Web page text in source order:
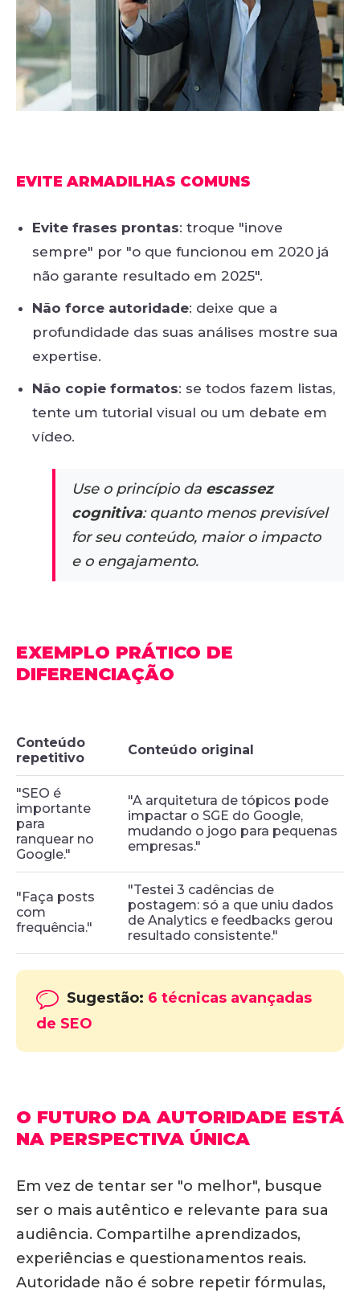
EVITE ARMADILHAS COMUNS
Evite frases prontas: troque "inove
sempre" por "o que funcionou em 2020 já
não garante resultado em 2025".
Não force autoridade: deixe que a
profundidade das suas análises mostre sua
expertise.
Não copie formatos: se todos fazem listas,
tente um tutorial visual ou um debate em
vídeo.
Use o princípio da escassez
cognitiva: quanto menos previsível
for seu conteúdo, maior o impacto
e o engajamento.
EXEMPLO PRÁTICO DE
DIFERENCIAÇÃO
Conteúdo
repetitivo
Conteúdo original
"SEO é
importante
para
ranquear no
Google."
"A arquitetura de tópicos pode
impactar o SGE do Google,
mudando o jogo para pequenas
empresas."
"Faça posts
com
frequência."
"Testei 3 cadências de
postagem: só a que uniu dados
de Analytics e feedbacks gerou
resultado consistente."
Sugestão: 6 técnicas avançadas
de SEO
O FUTURO DA AUTORIDADE ESTÁ
NA PERSPECTIVA ÚNICA
Em vez de tentar ser "o melhor", busque
ser o mais autêntico e relevante para sua
audiência. Compartilhe aprendizados,
experiências e questionamentos reais.
Autoridade não é sobre repetir fórmulas,